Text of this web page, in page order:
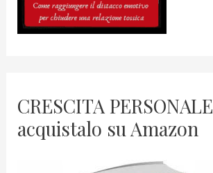
CRESCITA PERSONALE
acquistalo su Amazon